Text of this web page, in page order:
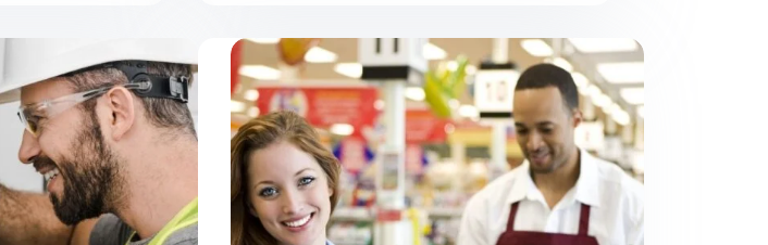
Cães:
Como
Se
Inscrever
em
2025